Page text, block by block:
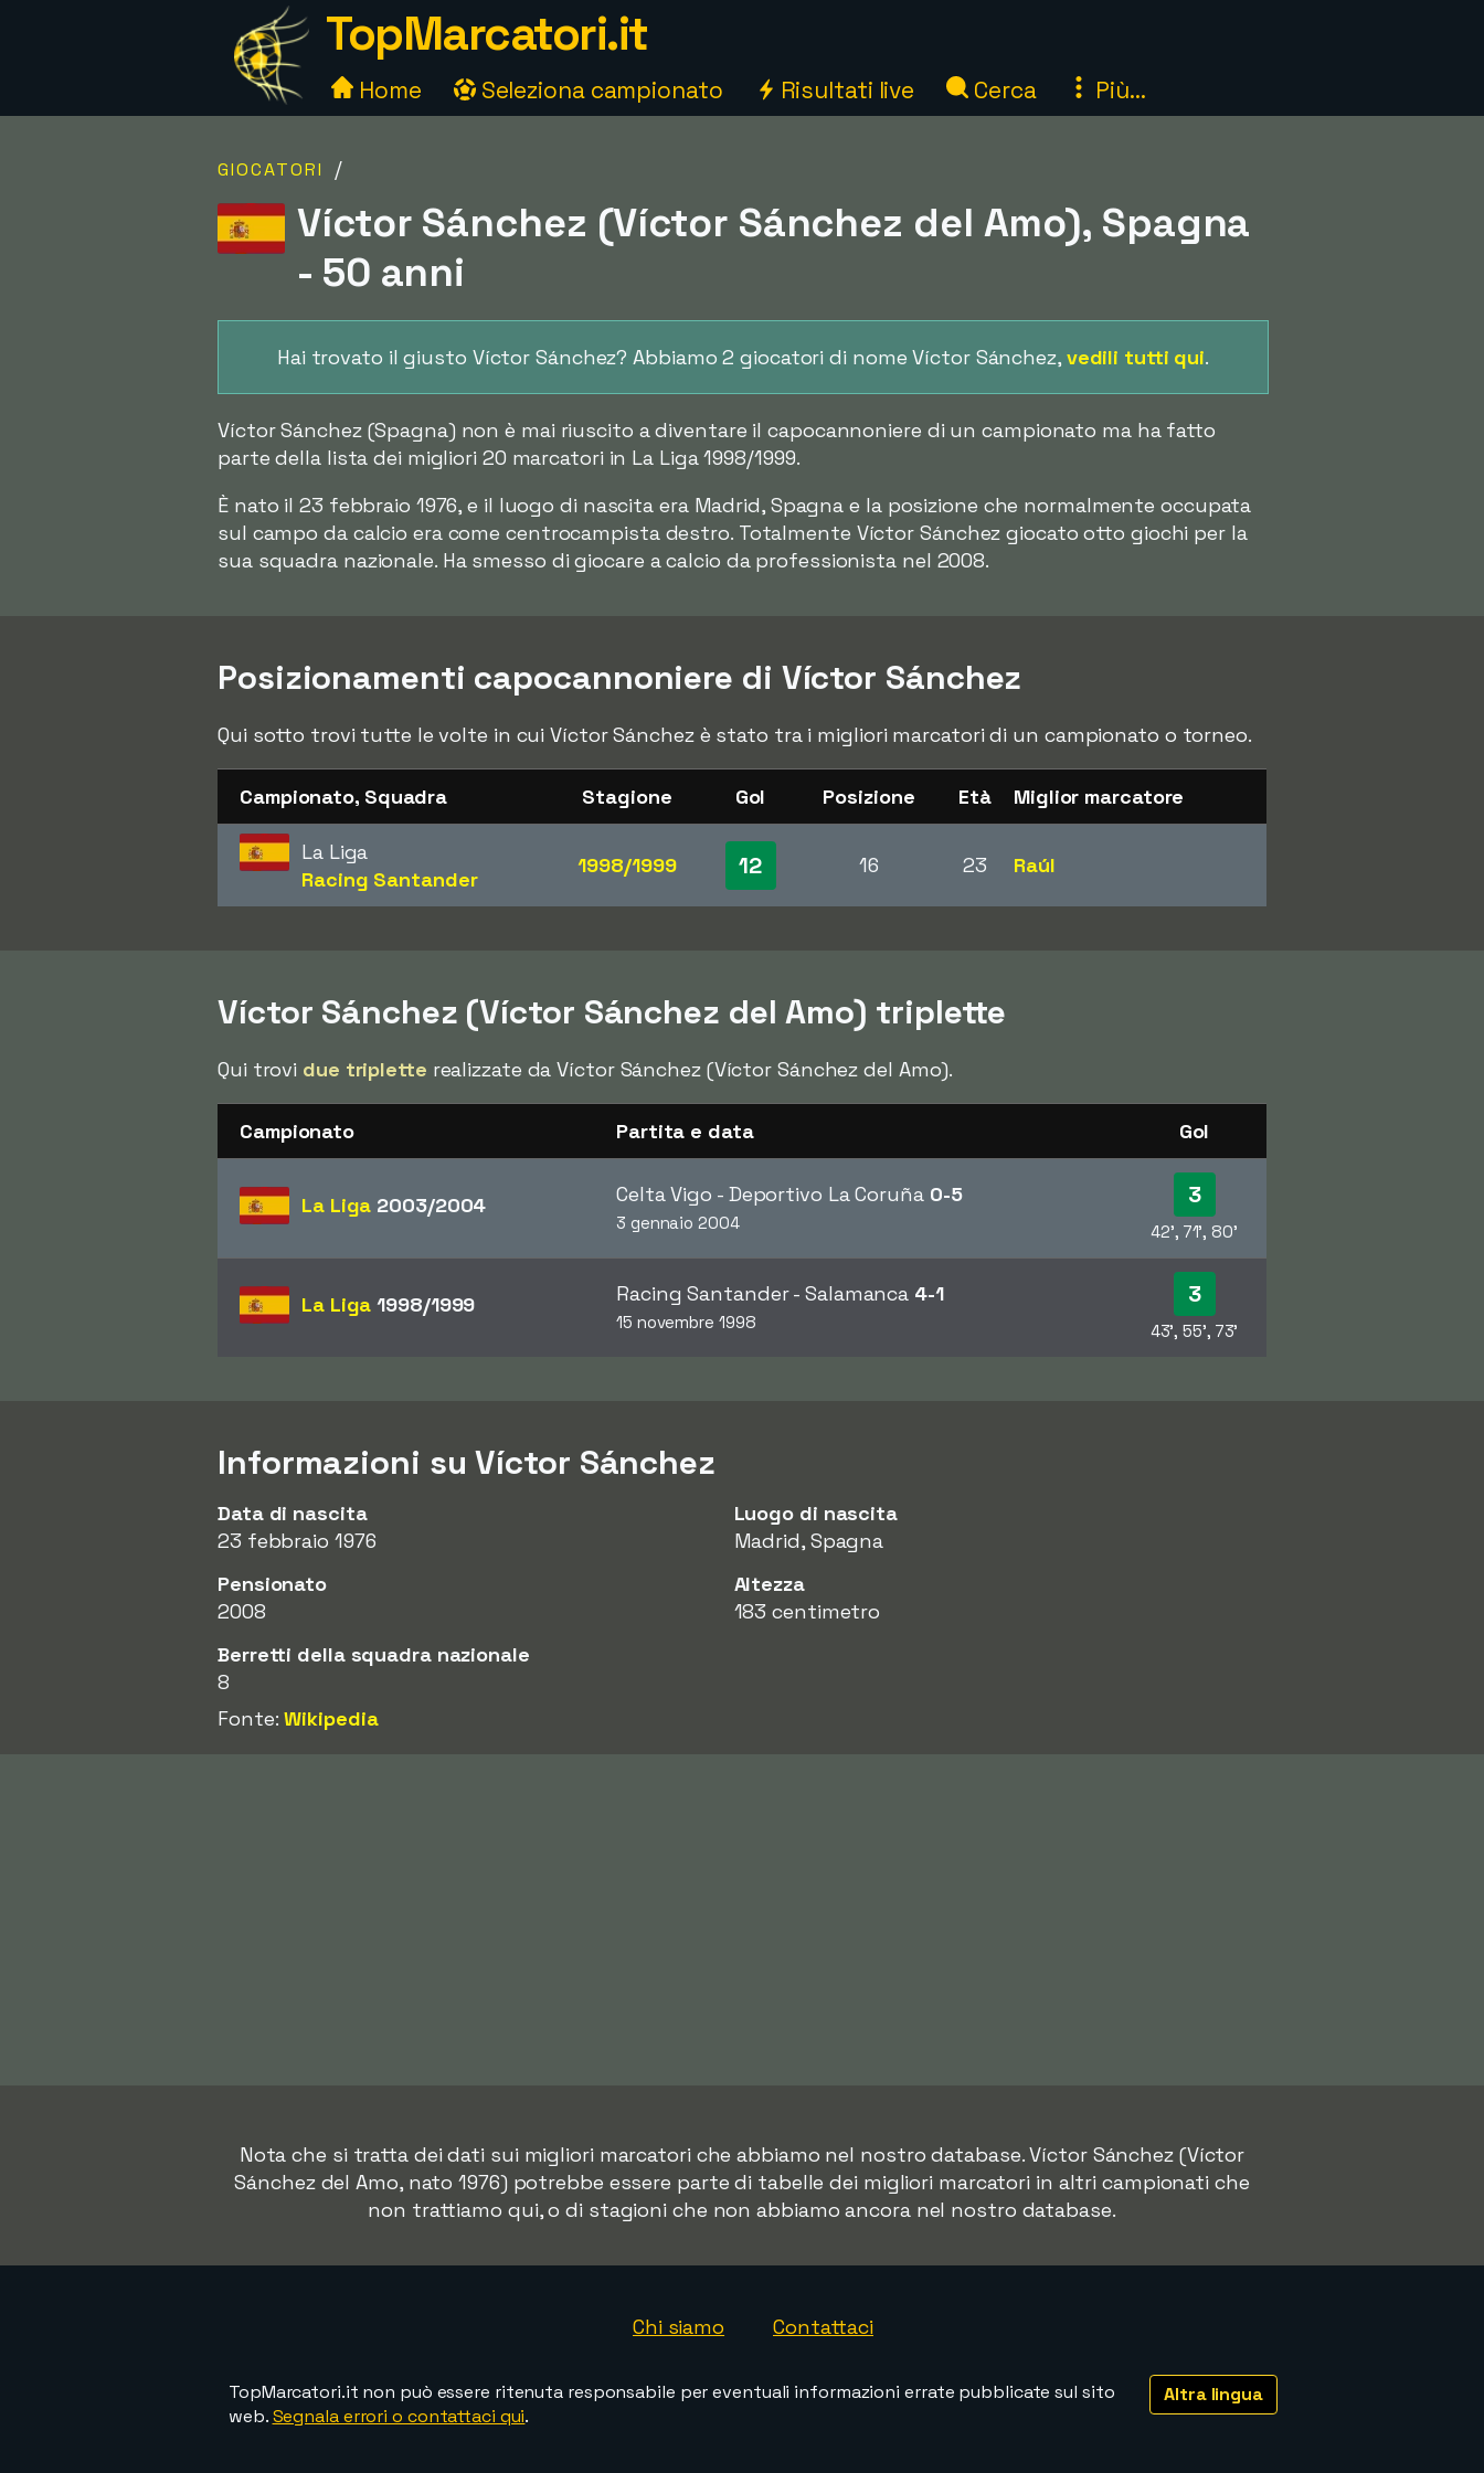
TopMarcatori.it
Home Seleziona campionato Risultati live Cerca Più...
GIOCATORI /
Víctor Sánchez (Víctor Sánchez del Amo), Spagna
- 50 anni
Hai trovato il giusto Víctor Sánchez? Abbiamo 2 giocatori di nome Víctor Sánchez, vedili tutti qui.
Víctor Sánchez (Spagna) non è mai riuscito a diventare il capocannoniere di un campionato ma ha fatto
parte della lista dei migliori 20 marcatori in La Liga 1998/1999.
È nato il 23 febbraio 1976, e il luogo di nascita era Madrid, Spagna e la posizione che normalmente occupata
sul campo da calcio era come centrocampista destro. Totalmente Víctor Sánchez giocato otto giochi per la
sua squadra nazionale. Ha smesso di giocare a calcio da professionista nel 2008.
Posizionamenti capocannoniere di Víctor Sánchez
Qui sotto trovi tutte le volte in cui Víctor Sánchez è stato tra i migliori marcatori di un campionato o torneo.
Campionato, Squadra Stagione Gol Posizione Età Miglior marcatore
La Liga
Racing Santander
1998/1999 12 16 23 Raúl
Víctor Sánchez (Víctor Sánchez del Amo) triplette
Qui trovi due triplette realizzate da Víctor Sánchez (Víctor Sánchez del Amo).
Campionato Partita e data Gol
La Liga 2003/2004 Celta Vigo - Deportivo La Coruña 0-5
3 gennaio 2004
3
42', 71', 80'
La Liga 1998/1999 Racing Santander - Salamanca 4-1
15 novembre 1998
3
43', 55', 73'
Informazioni su Víctor Sánchez
Data di nascita
23 febbraio 1976
Luogo di nascita
Madrid, Spagna
Pensionato
2008
Altezza
183 centimetro
Berretti della squadra nazionale
8
Fonte:Wikipedia
Nota che si tratta dei dati sui migliori marcatori che abbiamo nel nostro database. Víctor Sánchez (Víctor
Sánchez del Amo, nato 1976) potrebbe essere parte di tabelle dei migliori marcatori in altri campionati che
non trattiamo qui, o di stagioni che non abbiamo ancora nel nostro database.
Chi siamo Contattaci
Altra lingua
TopMarcatori.it non può essere ritenuta responsabile per eventuali informazioni errate pubblicate sul sito
web.Segnala errori o contattaci qui.